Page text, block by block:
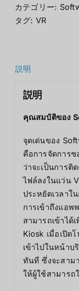
カテゴリー:
タグ: VR
説明
説明
คุณสมบัติของ
จุดเด่นของ
คือการจัดการซ
ว่าจะเป็นการติ
ไฟล์ลงในแว่น
ประหยัดเวลาใ
การเข้าถึงแอพ
สามารถเข้าได้
Kiosk เมื่อเปิด
เข้าไปในหน้าบ
ทันที ซึ่งจะสาม
ให้ผู้ใช้สามารถ